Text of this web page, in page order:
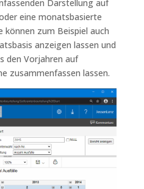
Darstellung auf
eine monatsbasierte
können zum Beispiel auch
anzeigen lassen und
den Vorjahren auf
zusammenfassen lassen.